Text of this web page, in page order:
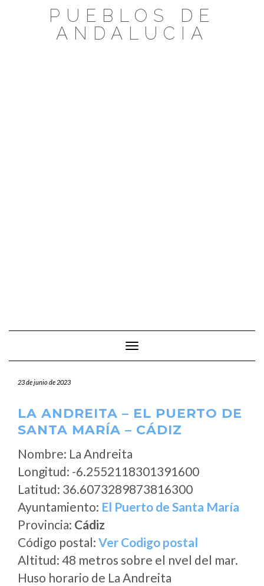
PUEBLOS DE
ANDALUCIA
Cambiar modo de navegación
23 de junio de 2023
LA ANDREITA – EL PUERTO DE
SANTA MARÍA – CÁDIZ
Nombre: La Andreita
Longitud: -6.2552118301391600
Latitud: 36.6073289873816300
Ayuntamiento: El Puerto de Santa María
Provincia: Cádiz
Código postal: Ver Codigo postal
Altitud: 48 metros sobre el nvel del mar.
Huso horario de La Andreita